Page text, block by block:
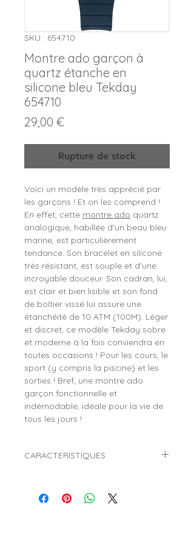
SKU : 654710
Montre ado garçon à
quartz étanche en
silicone bleu Tekday
654710
29,00 €Prix
Rupture de stock
Voici un modèle très apprécié par
les garçons ! Et on les comprend !
En effet, cette montre ado quartz
analogique, habillée d'un beau bleu
marine, est particulièrement
tendance. Son bracelet en silicone
très résistant, est souple et d'une
incroyable douceur. Son cadran, lui,
est clair et bien lisible et son fond
de boîtier vissé lui assure une
étanchéité de 10 ATM (100M). Léger
et discret, ce modèle Tekday sobre
et moderne à la fois conviendra en
toutes occasions ! Pour les cours, le
sport (y compris la piscine) et les
sorties ! Bref, une montre ado
garçon fonctionnelle et
indémodable, idéale pour la vie de
tous les jours !
CARACTERISTIQUES
654710
Genre :
Garçon